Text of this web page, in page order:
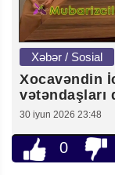
Xəbər / Sosial
Xocavəndin
vətəndaşları
30 iyun 2026 23:48
0